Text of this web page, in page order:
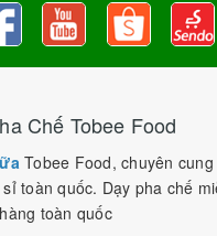
Chế Tobee Food
Tobee Food, chuyên
toàn quốc. Dạy pha chế
toàn quốc